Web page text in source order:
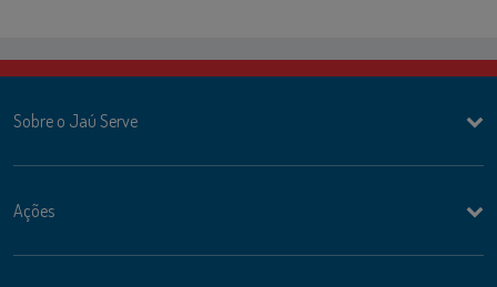
Sobre o Jaú Serve
Ações